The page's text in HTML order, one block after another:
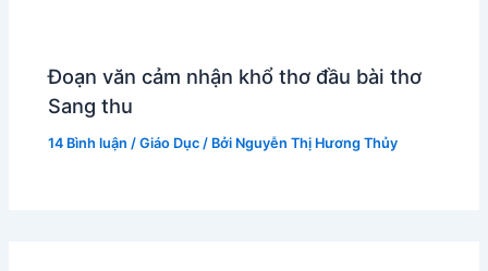
Đoạn văn cảm nhận khổ thơ đầu bài thơ
Sang thu
14 Bình luận /Giáo Dục / Bởi Nguyễn Thị Hương Thủy